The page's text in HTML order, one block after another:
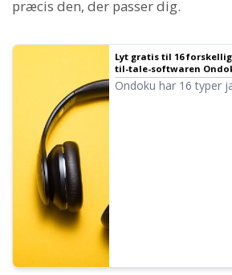
præcis den, der passer dig.
Lyt gratis til 16
til-tale-softwaren
justere tonehøjden ｜
Ondoku
Ondoku har 16 typer